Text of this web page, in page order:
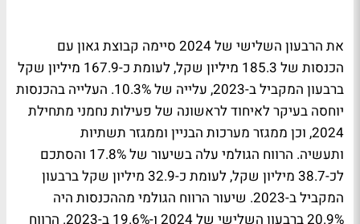
את הרבעון השלישי של 2024 סיימה קבוצת גאון עם
הכנסות של 185.3 מיליון שקל, לעומת כ-167.9 מיליון שקל
ברבעון המקביל ב-2023, עלייה של 10.3%. העלייה בהכנסות
יוחסה בעיקר לאיחוד לראשונה של פעילות נחמני מתחילת
2024, וכן ממגזר מערכות הבניין וממגזר תשתיות
ותעשיה. הרווח הגולמי עלה בשיעור של 17.8% והסתכם
לכ-38.7 מיליון שקל, לעומת כ-32.9 מיליון שקל ברבעון
המקביל ב-2023. שיעור הרווח הגולמי מההכנסות היה
20.9% ברבעון השלישי של 2024 ו-19.6% ב-2023. הרווח